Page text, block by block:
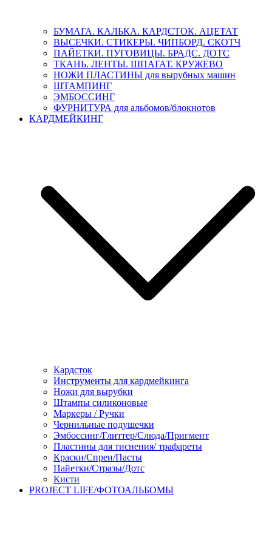
БУМАГА. КАЛЬКА. КАРДСТОК. АЦЕТАТ
ВЫСЕЧКИ. СТИКЕРЫ. ЧИПБОРД. СКОТЧ
ПАЙЕТКИ. ПУГОВИЦЫ. БРАДС. ДОТС
ТКАНЬ. ЛЕНТЫ. ШПАГАТ. КРУЖЕВО
НОЖИ ПЛАСТИНЫ для вырубных машин
ШТАМПИНГ
ЭМБОССИНГ
ФУРНИТУРА для альбомов/блокнотов
КАРДМЕЙКИНГ
Кардсток
Инструменты для кардмейкинга
Ножи для вырубки
Штампы силиконовые
Маркеры / Ручки
Чернильные подушечки
Эмбоссинг/Глиттер/Слюда/Пригмент
Пластины для тиснения/ трафареты
Краски/Спреи/Пасты
Пайетки/Стразы/Дотс
Кисти
PROJECT LIFE/ФОТОАЛЬБОМЫ